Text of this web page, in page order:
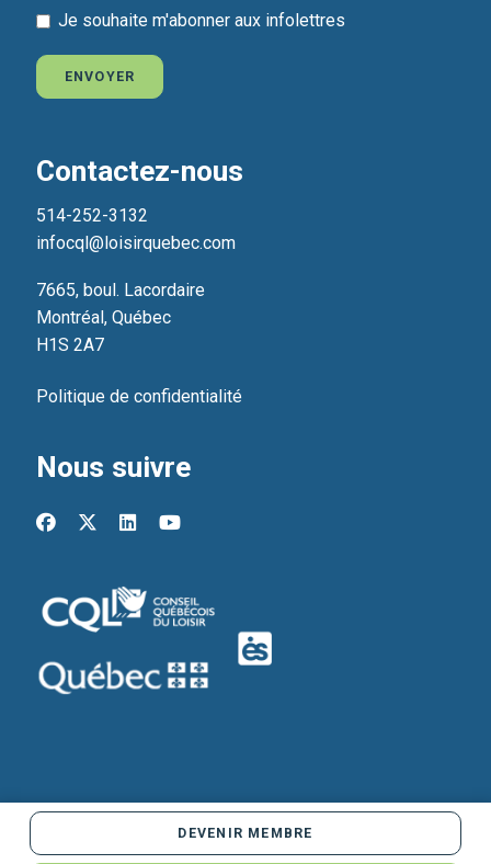
DEVENIR MEMBRE
Nous suivre
facebookx-twitterlinkedinyoutube
Contactez-nous
514-252-3132
infocql@loisirquebec.com
7665, boul. Lacordaire
Montréal, Québec
H1S 2A7
Politique de confidentialité
Je souhaite m'abonner aux infolettres
ENVOYER
Propulsé par